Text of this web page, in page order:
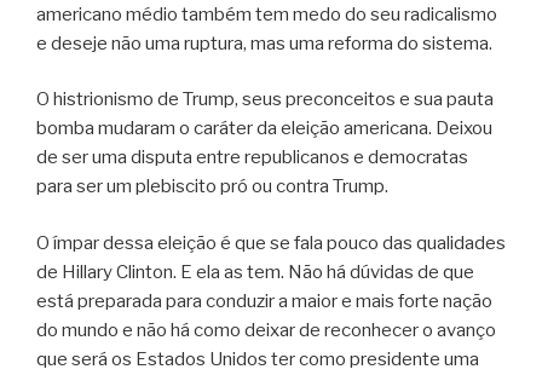
americano médio também tem medo do seu radicalismo
e deseje não uma ruptura, mas uma reforma do sistema.
O histrionismo de Trump, seus preconceitos e sua pauta
bomba mudaram o caráter da eleição americana. Deixou
de ser uma disputa entre republicanos e democratas
para ser um plebiscito pró ou contra Trump.
O ímpar dessa eleição é que se fala pouco das qualidades
de Hillary Clinton. E ela as tem. Não há dúvidas de que
está preparada para conduzir a maior e mais forte nação
do mundo e não há como deixar de reconhecer o avanço
que será os Estados Unidos ter como presidente uma